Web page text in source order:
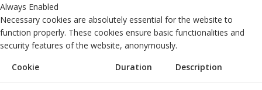
Always Enabled
Necessary cookies are absolutely essential for the website to
function properly. These cookies ensure basic functionalities and
security features of the website, anonymously.
Cookie
Duration Description